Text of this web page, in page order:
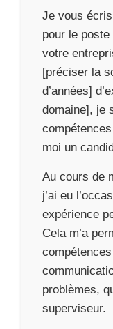
Je vous
pour le
votre
[préciser la
d’années]
domaine], je
moi un
Au cours de
j’ai eu
expérience
Cela m’a
problèmes,
superviseur.